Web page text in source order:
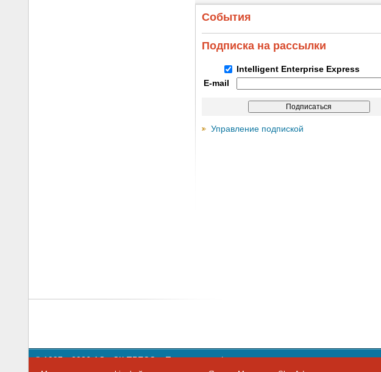
События
Подписка на рассылки
Intelligent Enterprise Express
E-mail
Управление подпиской
© 1997—2026 АО «СК ПРЕСС».Политика конфиденциальности персональных
109147 г. Москва, ул. Марксистская, 34, строение 10. Телефон: +7 495 974-22-60.